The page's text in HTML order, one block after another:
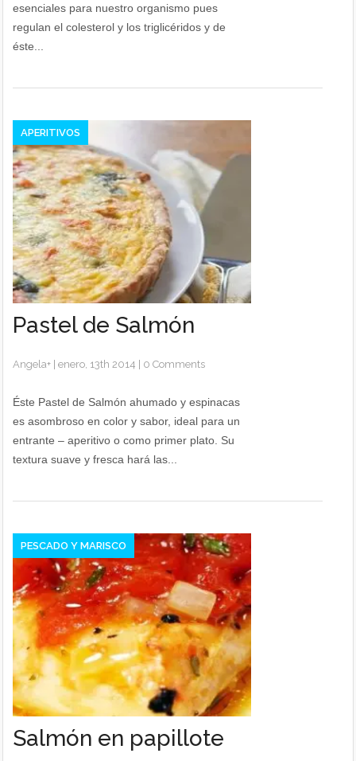
esenciales para nuestro organismo pues
regulan el colesterol y los triglicéridos y de
éste...
APERITIVOS
Pastel de Salmón
Angela+ |enero, 13th 2014 0 Comments
Éste Pastel de Salmón ahumado y espinacas
es asombroso en color y sabor, ideal para un
entrante – aperitivo o como primer plato. Su
textura suave y fresca hará las...
PESCADO Y MARISCO
Salmón en papillote